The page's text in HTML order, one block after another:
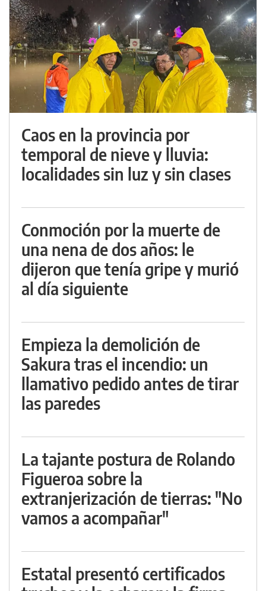
Caos en la provincia por
temporal de nieve y lluvia:
localidades sin luz y sin clases
Conmoción por la muerte de
una nena de dos años: le
dijeron que tenía gripe y murió
al día siguiente
Empieza la demolición de
Sakura tras el incendio: un
llamativo pedido antes de tirar
las paredes
La tajante postura de Rolando
Figueroa sobre la
extranjerización de tierras: "No
vamos a acompañar"
Estatal presentó certificados